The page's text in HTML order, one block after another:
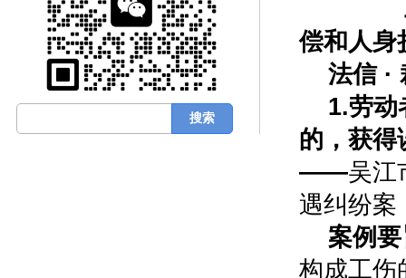
偿和人身
法信 ·
1.劳动
的，获得
——吴江
遇纠纷案
案例
构成工伤